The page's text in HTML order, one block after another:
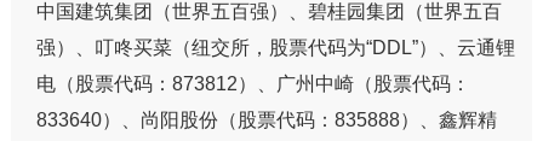
中国建筑集团（世界五百强）、碧桂园集团（世界五百
强）、叮咚买菜（纽交所，股票代码为“DDL”）、云通锂
电（股票代码：873812）、广州中崎（股票代码：
833640）、尚阳股份（股票代码：835888）、鑫辉精